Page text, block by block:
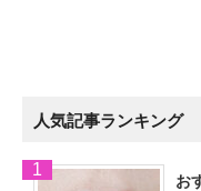
人気記事ランキング
お